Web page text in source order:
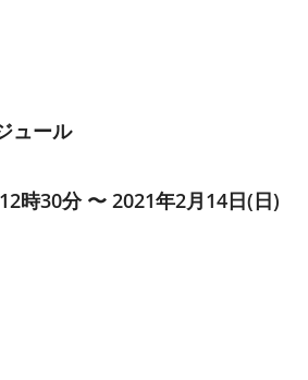
ュール
時30分 〜 2021年2月14日(日)